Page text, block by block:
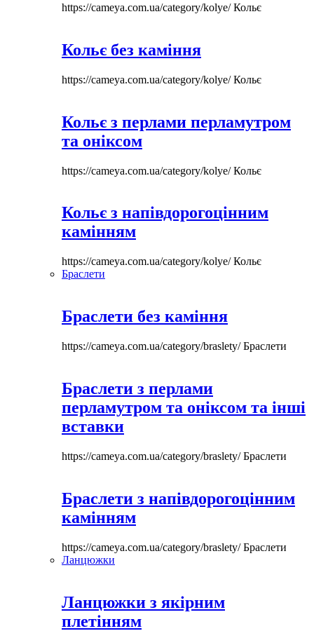
https://cameya.com.ua/category/kolye/Кольє
Кольє без каміння
https://cameya.com.ua/category/kolye/Кольє
Кольє з перлами перламутром
та оніксом
https://cameya.com.ua/category/kolye/Кольє
Кольє з напівдорогоцінним
камінням
https://cameya.com.ua/category/kolye/Кольє
Браслети
Браслети без каміння
https://cameya.com.ua/category/braslety/Браслети
Браслети з перлами
перламутром та оніксом та інші
вставки
https://cameya.com.ua/category/braslety/Браслети
Браслети з напівдорогоцінним
камінням
https://cameya.com.ua/category/braslety/Браслети
Ланцюжки
Ланцюжки з якірним
плетінням